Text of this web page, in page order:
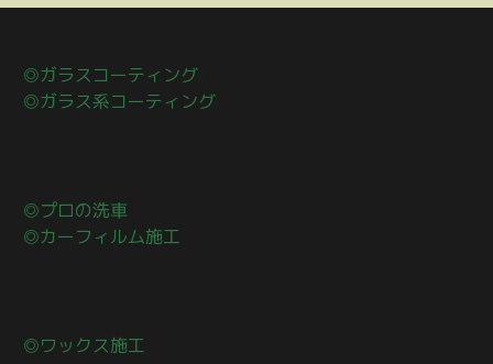
◎ガラスコーティング
◎ガラス系コーティング
◎プロの洗車
◎カーフィルム施工
◎ワックス施工